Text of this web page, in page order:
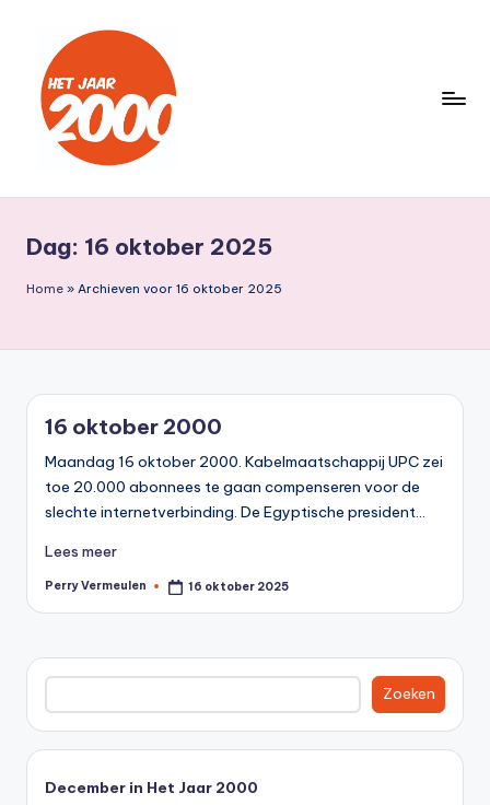
inhoud
t
J
r
2
0
0
0
lang
terug
naar
Dag: 16 oktober 2025
Home » Archieven voor 16 oktober 2025
16 oktober 2000
Maandag 16 oktober 2000. Kabelmaatschappij UPC zei
toe 20.000 abonnees te gaan compenseren voor de
slechte internetverbinding. De Egyptische president…
Lees meer
Geplaatst
Perry Vermeulen 16 oktober 2025
Zoeken
Zoeken
December in Het Jaar 2000